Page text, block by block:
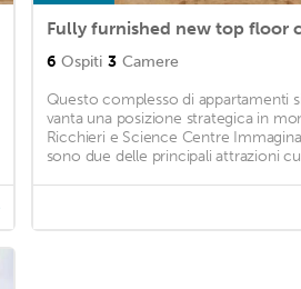
6 Ospiti 3 Camere
Questo complesso di appartamenti
vanta una posizione strategica in
Ricchieri e Science Centre
sono due delle principali attrazioni